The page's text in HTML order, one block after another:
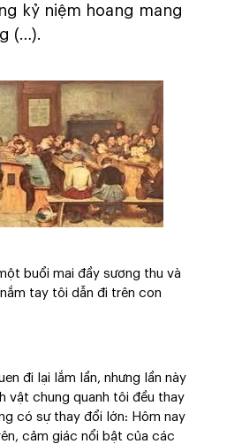
kỷ niệm hoang mang
(…).
buổi mai đầy sương thu và
tay tôi dẫn đi trên con
đi lại lắm lần, nhưng lần này
vật chung quanh tôi đều thay
có sự thay đổi lớn: Hôm nay
cảm giác nổi bật của các